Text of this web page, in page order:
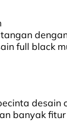
full black
desain
banyak